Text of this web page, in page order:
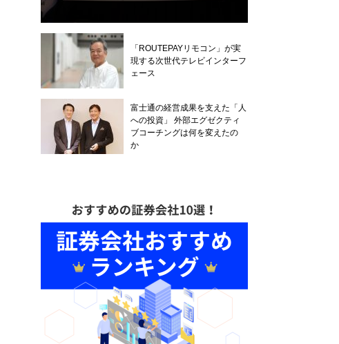
「ROUTEPAYリモコン」が実
現する次世代テレビインターフ
ェース
富士通の経営成果を支えた「人
への投資」 外部エグゼクティ
ブコーチングは何を変えたの
か